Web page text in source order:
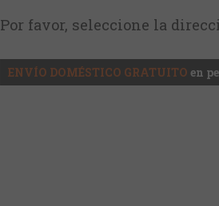
Por favor, seleccione la
ENVÍO DOMÉSTICO GRATUITO en